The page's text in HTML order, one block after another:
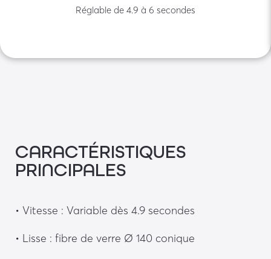
Réglable de 4.9 à 6 secondes
CARACTÉRISTIQUES
PRINCIPALES
• Vitesse : Variable dès 4.9 secondes
• Lisse : fibre de verre Ø 140 conique